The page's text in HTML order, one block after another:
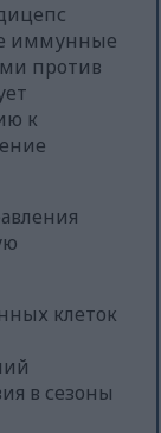
иммунные
против
к
клеток
в сезоны